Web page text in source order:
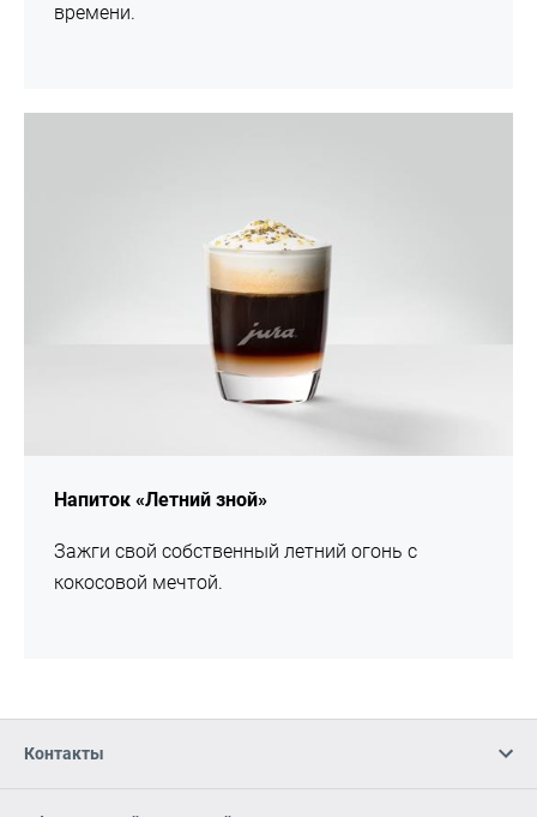
времени.
Напиток «Летний зной»
Зажги свой собственный летний огонь с
кокосовой мечтой.
Контакты